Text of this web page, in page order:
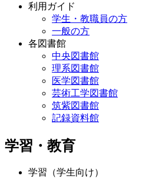
利用ガイド
学生・教職員の方
一般の方
各図書館
中央図書館
理系図書館
医学図書館
芸術工学図書館
筑紫図書館
記録資料館
学習・教育
学習（学生向け）